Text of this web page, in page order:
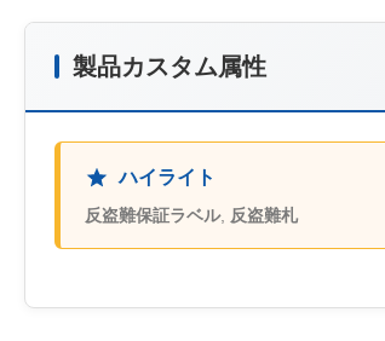
製品カスタム属性
ハイライト
反盗難保証ラベル, 反盗難札